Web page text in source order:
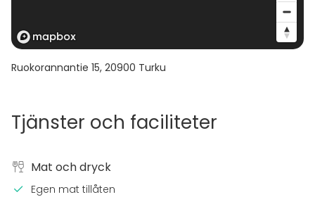
Ruokorannantie 15, 20900 Turku
Tjänster och faciliteter
Mat och dryck
Egen mat tillåten